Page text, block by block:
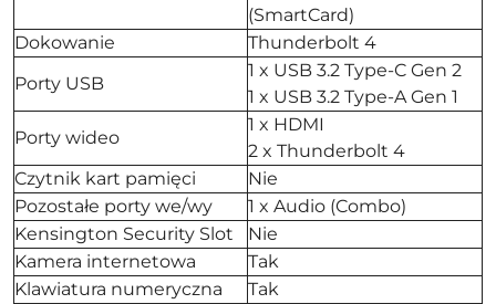
(SmartCard)
Dokowanie
Thunderbolt 4
Porty USB
1 x USB 3.2 Type-C Gen 2
1 x USB 3.2 Type-A Gen 1
Porty wideo
1 x HDMI
2 x Thunderbolt 4
Czytnik kart pamięci
Nie
Pozostałe porty we/wy
1 x Audio (Combo)
Kensington Security Slot
Nie
Kamera internetowa
Tak
Klawiatura numeryczna
Tak